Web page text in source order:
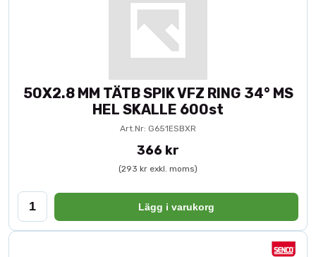
50X2.8 MM TÄTB SPIK VFZ RING 34° MS
HEL SKALLE 600st
Art.Nr: G651ESBXR
366 kr
(293 kr exkl. moms)
Lägg i varukorg